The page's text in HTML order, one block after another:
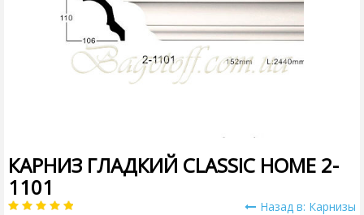
КАРНИЗ ГЛАДКИЙ CLASSIC HOME 2-
1101
Назад в: Карнизы